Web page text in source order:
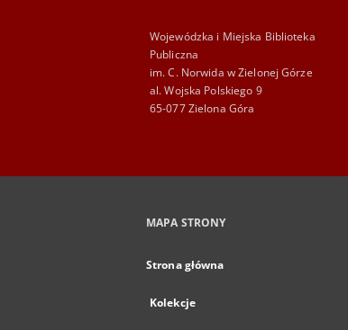
Wojewódzka i Miejska Biblioteka
Publiczna
im. C. Norwida w Zielonej Górze
al. Wojska Polskiego 9
65-077 Zielona Góra
MAPA STRONY
Strona główna
Kolekcje